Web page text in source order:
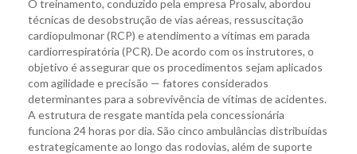
O treinamento, conduzido pela empresa Prosalv, abordou
técnicas de desobstrução de vias aéreas, ressuscitação
cardiopulmonar (RCP) e atendimento a vítimas em parada
cardiorrespiratória (PCR). De acordo com os instrutores, o
objetivo é assegurar que os procedimentos sejam aplicados
com agilidade e precisão — fatores considerados
determinantes para a sobrevivência de vítimas de acidentes.
A estrutura de resgate mantida pela concessionária
funciona 24 horas por dia. São cinco ambulâncias distribuídas
estrategicamente ao longo das rodovias, além de suporte